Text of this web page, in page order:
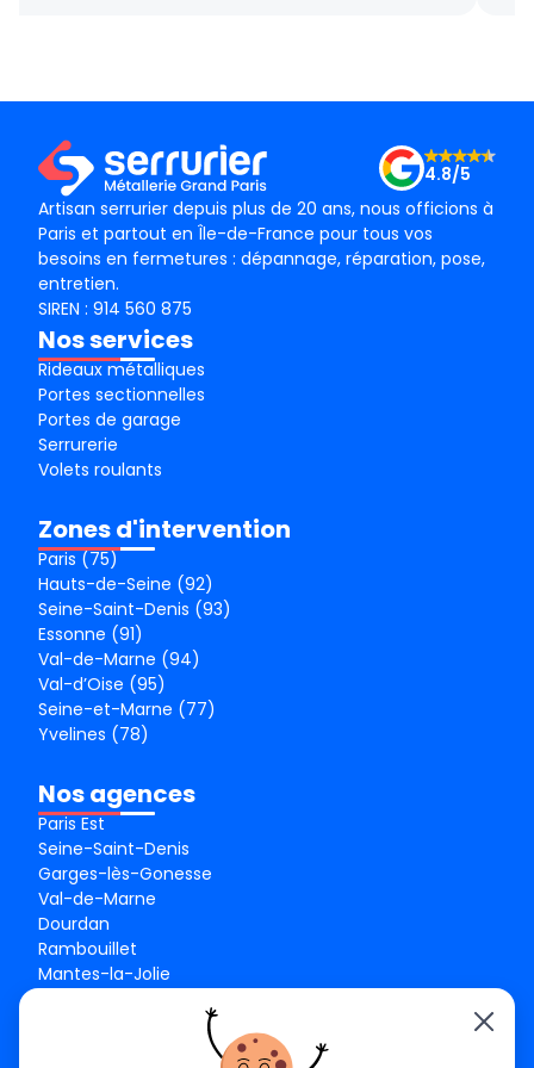
Artisan serrurier depuis plus de 20 ans, nous officions à
Paris et partout en Île-de-France pour tous vos
besoins en fermetures : dépannage, réparation, pose,
entretien.
4.8/5
SIREN : 914 560 875
Nos services
Rideaux métalliques
Portes sectionnelles
Portes de garage
Serrurerie
Volets roulants
Zones d'intervention
Paris (75)
Hauts-de-Seine (92)
Seine-Saint-Denis (93)
Essonne (91)
Val-de-Marne (94)
Val-d’Oise (95)
Seine-et-Marne (77)
Yvelines (78)
Nos agences
Paris Est
Seine-Saint-Denis
Garges-lès-Gonesse
Val-de-Marne
Dourdan
Rambouillet
Mantes-la-Jolie